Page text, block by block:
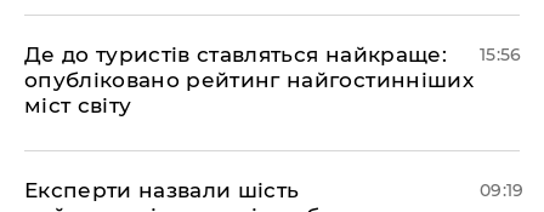
Де до туристів ставляться найкраще:
опубліковано рейтинг найгостинніших
міст світу
15:56
Експерти назвали шість
09:19